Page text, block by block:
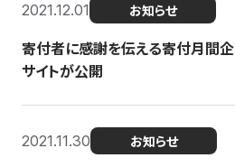
2021.12.01 お知らせ
寄付者に感謝を伝える寄付月間企
サイトが公開
2021.11.30 お知らせ